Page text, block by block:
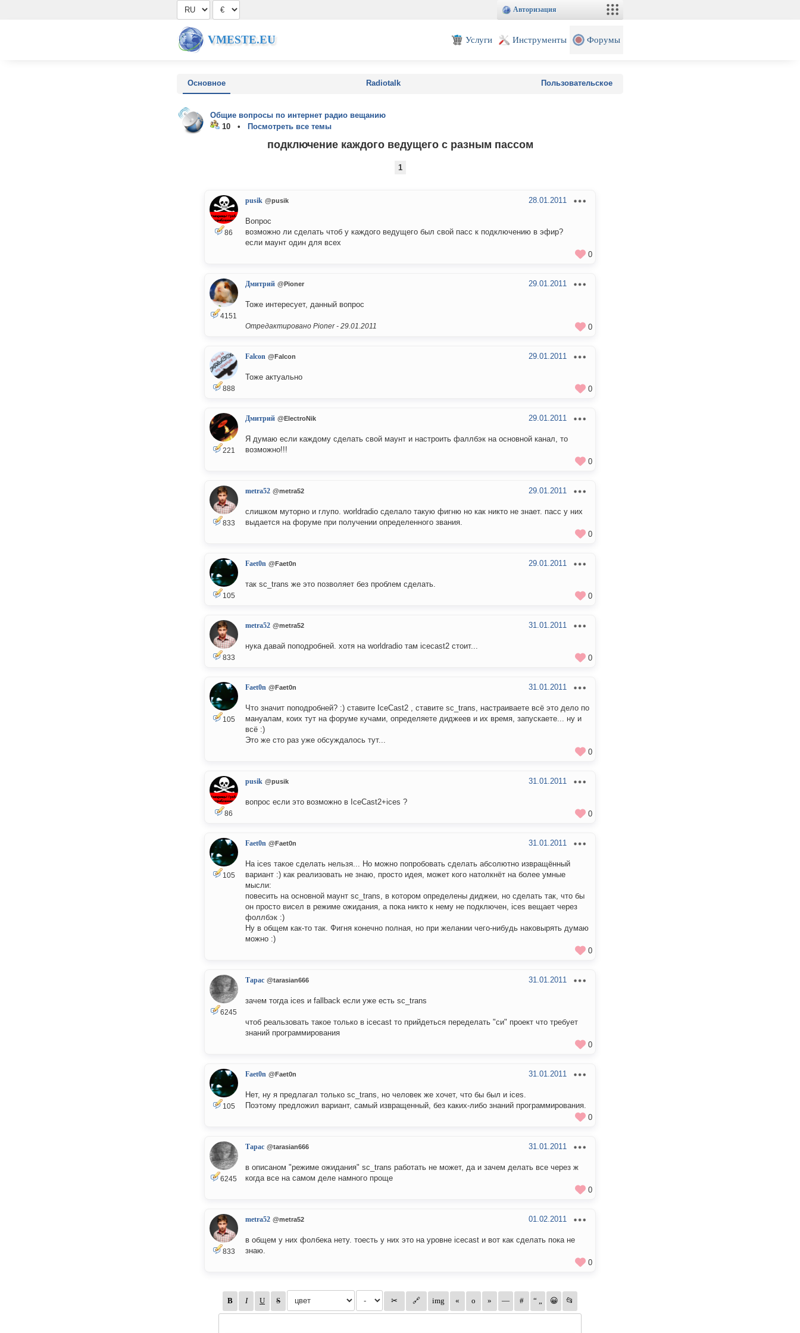
Авторизация
VMESTE.EU Услуги Инструменты Форумы
Основное Radiotalk Пользовательское
Общие вопросы по интернет радио вещанию
10 •
Посмотреть все темы
подключение каждого ведущего с разным пассом
1
86
pusik @pusik 28.01.2011
Вопрос
возможно ли сделать чтоб у каждого ведущего был свой пасс к подключению в эфир?
если маунт один для всех
0
4151
Дмитрий @Pioner 29.01.2011
Тоже интересует, данный вопрос
Отредактировано Pioner - 29.01.2011 0
888
Falcon @Falcon 29.01.2011
Тоже актуально
0
221
Дмитрий @ElectroNik 29.01.2011
Я думаю если каждому сделать свой маунт и настроить фаллбэк на основной канал, то
возможно!!!
0
833
metra52 @metra52 29.01.2011
слишком муторно и глупо. worldradio сделало такую фигню но как никто не знает. пасс у них
выдается на форуме при получении определенного звания.
0
105
Faet0n @Faet0n 29.01.2011
так sc_trans же это позволяет без проблем сделать.
0
833
metra52 @metra52 31.01.2011
нука давай поподробней. хотя на worldradio там icecast2 стоит...
0
105
Faet0n @Faet0n 31.01.2011
Что значит поподробней? :) ставите IceCast2 , ставите sc_trans, настраиваете всё это дело по
мануалам, коих тут на форуме кучами, определяете диджеев и их время, запускаете... ну и
всё :)
Это же сто раз уже обсуждалось тут...
0
86
pusik @pusik 31.01.2011
вопрос если это возможно в IceCast2+ices ?
0
105
Faet0n @Faet0n 31.01.2011
На ices такое сделать нельзя... Но можно попробовать сделать абсолютно извращённый
вариант :) как реализовать не знаю, просто идея, может кого натолкнёт на более умные
мысли:
повесить на основной маунт sc_trans, в котором определены диджеи, но сделать так, что бы
он просто висел в режиме ожидания, а пока никто к нему не подключен, ices вещает через
фоллбэк :)
Ну в общем как-то так. Фигня конечно полная, но при желании чего-нибудь наковырять думаю
можно :)
0
6245
Тарас @tarasian666 31.01.2011
зачем тогда ices и fallback если уже есть sc_trans
чтоб реальзовать такое только в icecast то прийдеться переделать "си" проект что требует
знаний программирования
0
105
Faet0n @Faet0n 31.01.2011
Нет, ну я предлагал только sc_trans, но человек же хочет, что бы был и ices.
Поэтому предложил вариант, самый извращенный, без каких-либо знаний программирования.
0
6245
Тарас @tarasian666 31.01.2011
в описаном "режиме ожидания" sc_trans работать не может, да и зачем делать все через ж
когда все на самом деле намного проще
0
833
metra52 @metra52 01.02.2011
в общем у них фолбека нету. тоесть у них это на уровне icecast и вот как сделать пока не
знаю.
0